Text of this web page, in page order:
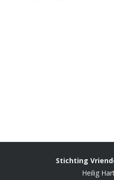
Stichting
Heilig